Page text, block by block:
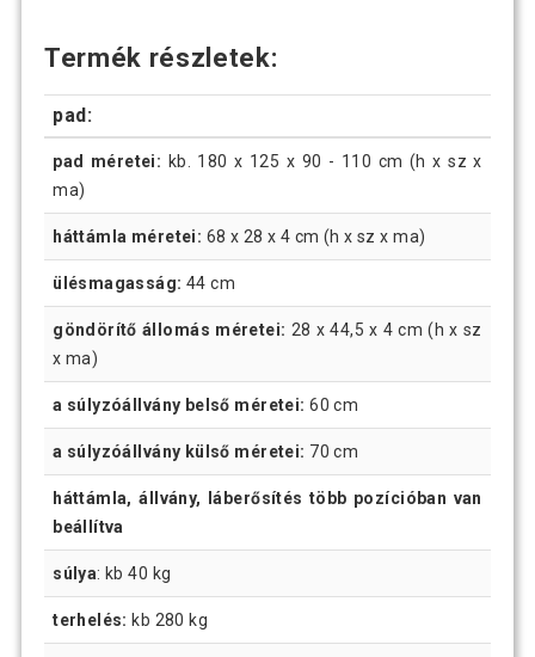
Termék részletek:
pad:
pad méretei: kb. 180 x 125 x 90 - 110 cm (h x sz x
ma)
háttámla méretei: 68 x 28 x 4 cm (h x sz x ma)
ülésmagasság: 44 cm
göndörítő állomás méretei: 28 x 44,5 x 4 cm (h x sz
x ma)
a súlyzóállvány belső méretei: 60 cm
a súlyzóállvány külső méretei: 70 cm
háttámla, állvány, láberősítés több pozícióban van
beállítva
súlya: kb 40 kg
terhelés: kb 280 kg